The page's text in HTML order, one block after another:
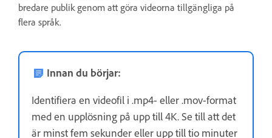
bredare publik genom att göra videorna tillgängliga på
flera språk.
Innan du börjar:
Identifiera en videofil i .mp4- eller .mov-format
med en upplösning på upp till 4K. Se till att det
är minst fem sekunder eller upp till tio minuter